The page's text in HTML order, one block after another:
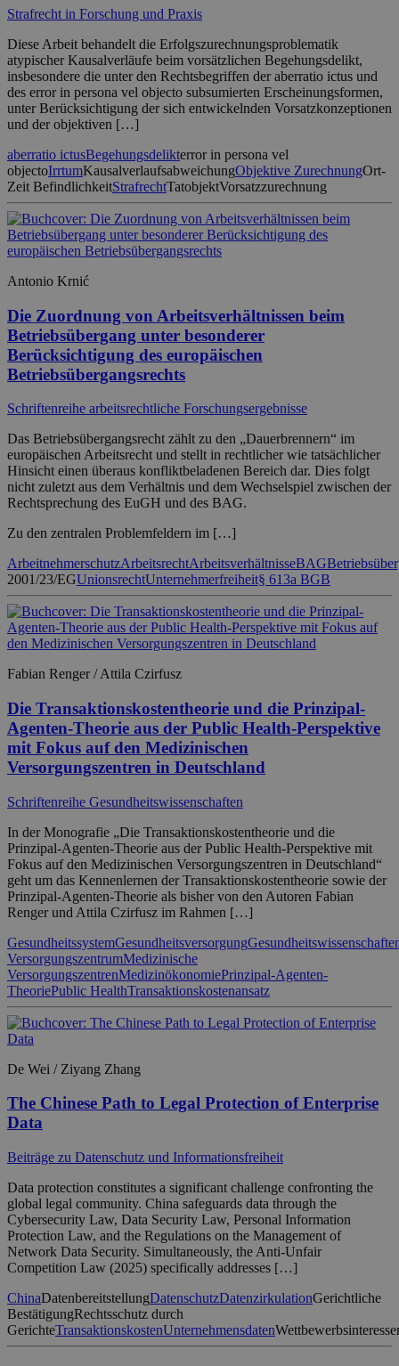
Strafrecht in Forschung und Praxis
Diese Arbeit behandelt die Erfolgszurechnungsproblematik
atypischer Kausalverläufe beim vorsätzlichen Begehungsdelikt,
insbesondere die unter den Rechtsbegriffen der aberratio ictus und
des error in persona vel objecto subsumierten Erscheinungsformen,
unter Berücksichtigung der sich entwickelnden Vorsatzkonzeptionen
und der objektiven […]
aberratio ictusBegehungsdelikterror in persona vel
objectoIrrtumKausalverlaufsabweichungObjektive ZurechnungOrt-
Zeit BefindlichkeitStrafrechtTatobjektVorsatzzurechnung
Antonio Krnić
Die Zuordnung von Arbeitsverhältnissen beim
Betriebsübergang unter besonderer
Berücksichtigung des europäischen
Betriebsübergangsrechts
Schriftenreihe arbeitsrechtliche Forschungsergebnisse
Das Betriebsübergangsrecht zählt zu den „Dauerbrennern“ im
europäischen Arbeitsrecht und stellt in rechtlicher wie tatsächlicher
Hinsicht einen überaus konfliktbeladenen Bereich dar. Dies folgt
nicht zuletzt aus dem Verhältnis und dem Wechselspiel zwischen der
Rechtsprechung des EuGH und des BAG.
Zu den zentralen Problemfeldern im […]
ArbeitnehmerschutzArbeitsrechtArbeitsverhältnisseBAG
2001/23/EGUnionsrechtUnternehmerfreiheit§ 613a BGB
Fabian Renger / Attila Czirfusz
Die Transaktionskostentheorie und die Prinzipal-
Agenten-Theorie aus der Public Health-Perspektive
mit Fokus auf den Medizinischen
Versorgungszentren in Deutschland
Schriftenreihe Gesundheitswissenschaften
In der Monografie „Die Transaktionskostentheorie und die
Prinzipal-Agenten-Theorie aus der Public Health-Perspektive mit
Fokus auf den Medizinischen Versorgungszentren in Deutschland“
geht um das Kennenlernen der Transaktionskostentheorie sowie der
Prinzipal-Agenten-Theorie als bisher von den Autoren Fabian
Renger und Attila Czirfusz im Rahmen […]
GesundheitssystemGesundheitsversorgung
VersorgungszentrumMedizinische
VersorgungszentrenMedizinökonomiePrinzipal-Agenten-
TheoriePublic HealthTransaktionskostenansatz
De Wei / Ziyang Zhang
The Chinese Path to Legal Protection of Enterprise
Data
Beiträge zu Datenschutz und Informationsfreiheit
Data protection constitutes a significant challenge confronting the
global legal community. China safeguards data through the
Cybersecurity Law, Data Security Law, Personal Information
Protection Law, and the Regulations on the Management of
Network Data Security. Simultaneously, the Anti-Unfair
Competition Law (2025) specifically addresses […]
ChinaDatenbereitstellungDatenschutzDatenzirkulationGerichtliche
BestätigungRechtsschutz durch
GerichteTransaktionskostenUnternehmensdaten